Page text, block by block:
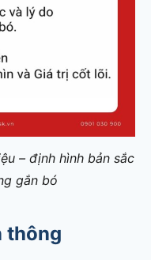
– định hình bản sắc
gắn bó
thông